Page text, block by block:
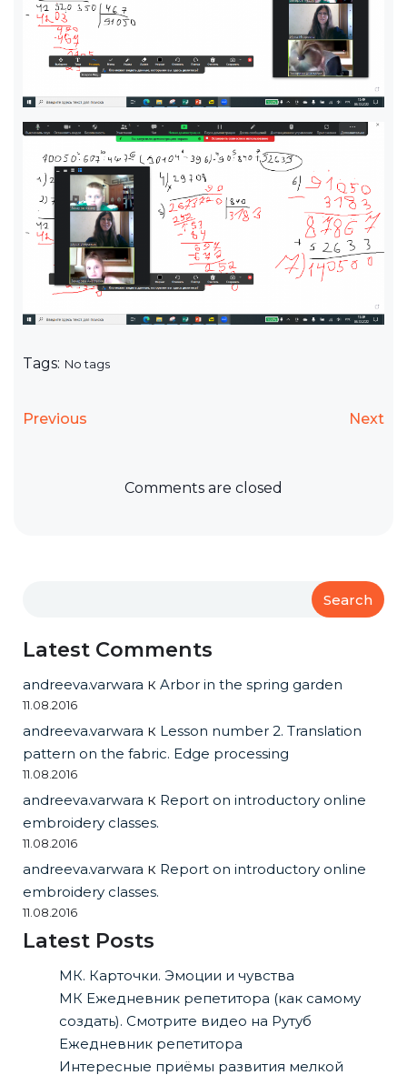
Tags: No tags
Previous Next
Comments are closed
Search
Latest Comments
andreeva.varwara к Arbor in the spring garden
11.08.2016
andreeva.varwara к Lesson number 2. Translation
pattern on the fabric. Edge processing
11.08.2016
andreeva.varwara к Report on introductory online
embroidery classes.
11.08.2016
andreeva.varwara к Report on introductory online
embroidery classes.
11.08.2016
Latest Posts
МК. Карточки. Эмоции и чувства
МК Ежедневник репетитора (как самому
создать). Смотрите видео на Рутуб
Ежедневник репетитора
Интересные приёмы развития мелкой